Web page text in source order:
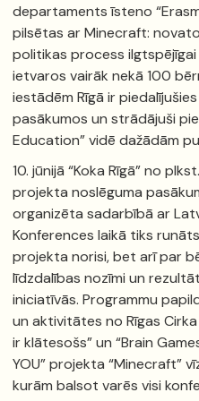
departaments īsteno
pilsētas ar Minecraft:
politikas process ilgtspējīgai
ietvaros vairāk nekā 100
iestādēm Rīgā ir
pasākumos un strādājuši
Education” vidē dažādām
10. jūnijā “Koka Rīgā” no
projekta noslēguma
organizēta sadarbībā ar
Konferences laikā tiks
projekta norisi, bet arī par
līdzdalības nozīmi un
iniciatīvās. Programmu
un aktivitātes no Rīgas
ir klātesošs” un “Brain
YOU” projekta “Minecraft”
kurām balsot varēs visi